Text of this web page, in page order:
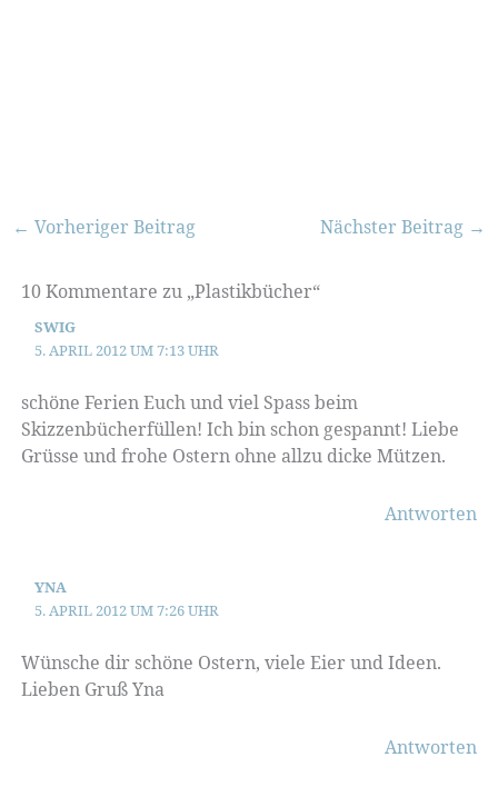
← Vorheriger Beitrag Nächster Beitrag →
10 Kommentare zu „Plastikbücher“
SWIG
5. APRIL 2012 UM 7:13 UHR
schöne Ferien Euch und viel Spass beim
Skizzenbücherfüllen! Ich bin schon gespannt! Liebe
Grüsse und frohe Ostern ohne allzu dicke Mützen.
Antworten
YNA
5. APRIL 2012 UM 7:26 UHR
Wünsche dir schöne Ostern, viele Eier und Ideen.
Lieben Gruß Yna
Antworten